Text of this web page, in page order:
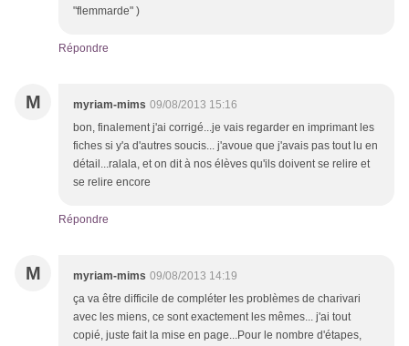
"flemmarde" )
Répondre
M myriam-mims 09/08/2013 15:16
bon, finalement j'ai corrigé...je vais regarder en imprimant les
fiches si y'a d'autres soucis... j'avoue que j'avais pas tout lu en
détail...ralala, et on dit à nos élèves qu'ils doivent se relire et
se relire encore
Répondre
M myriam-mims 09/08/2013 14:19
ça va être difficile de compléter les problèmes de charivari
avec les miens, ce sont exactement les mêmes... j'ai tout
copié, juste fait la mise en page...Pour le nombre d'étapes,